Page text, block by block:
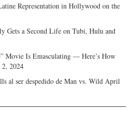
Representation in Hollywood on the
Gets a Second Life on Tubi, Hulu and
Movie Is Emasculating — Here’s How
2024
al ser despedido de Man vs. Wild April